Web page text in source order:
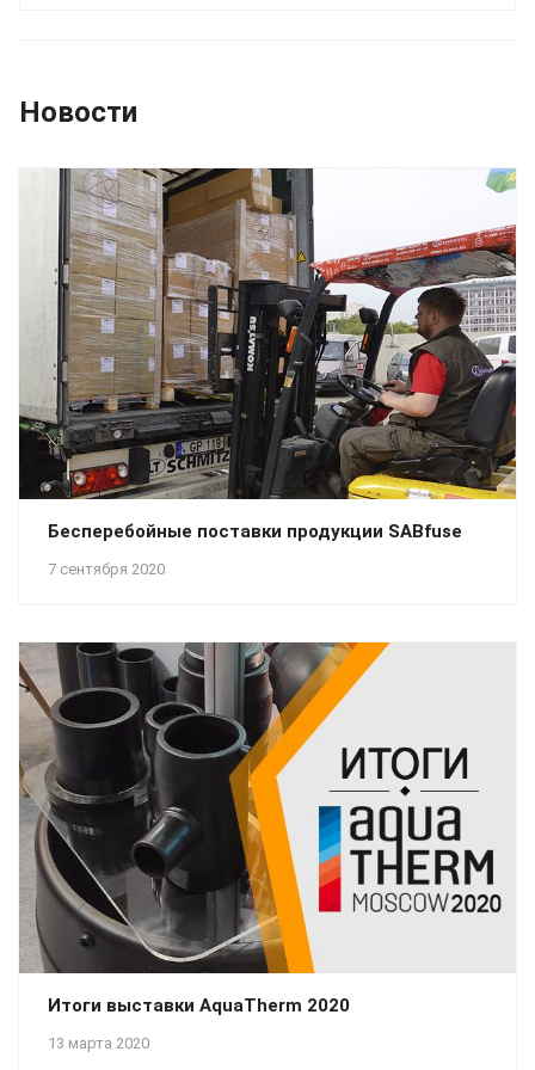
Новости
7 сентября 2020
Бесперебойные поставки продукции SABfuse
13 марта 2020
Итоги выставки AquaTherm 2020